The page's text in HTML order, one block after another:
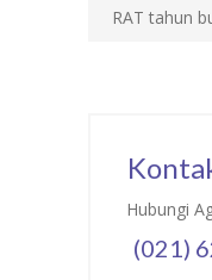
RAT tahun
Hubungi
(021)